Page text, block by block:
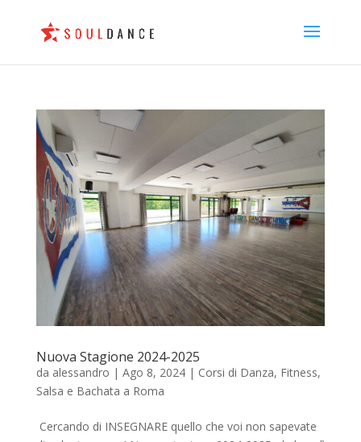
Nuova Stagione 2024-2025
da alessandro | Ago 8, 2024| Corsi di Danza, Fitness,
Salsa e Bachata a Roma
Cercando di INSEGNARE quello che voi non sapevate